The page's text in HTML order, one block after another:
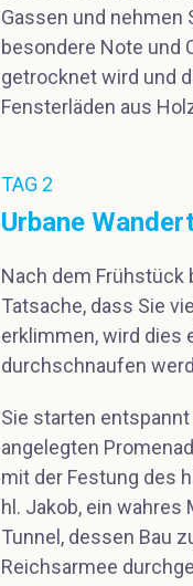
Gassen und nehmen
besondere Note und
getrocknet wird und
Fensterläden aus
TAG 2
Urbane
Nach dem Frühstück
Tatsache, dass Sie
erklimmen, wird dies
durchschnaufen
Sie starten
angelegten
mit der Festung des
hl. Jakob, ein
Tunnel, dessen Bau
Reichsarmee